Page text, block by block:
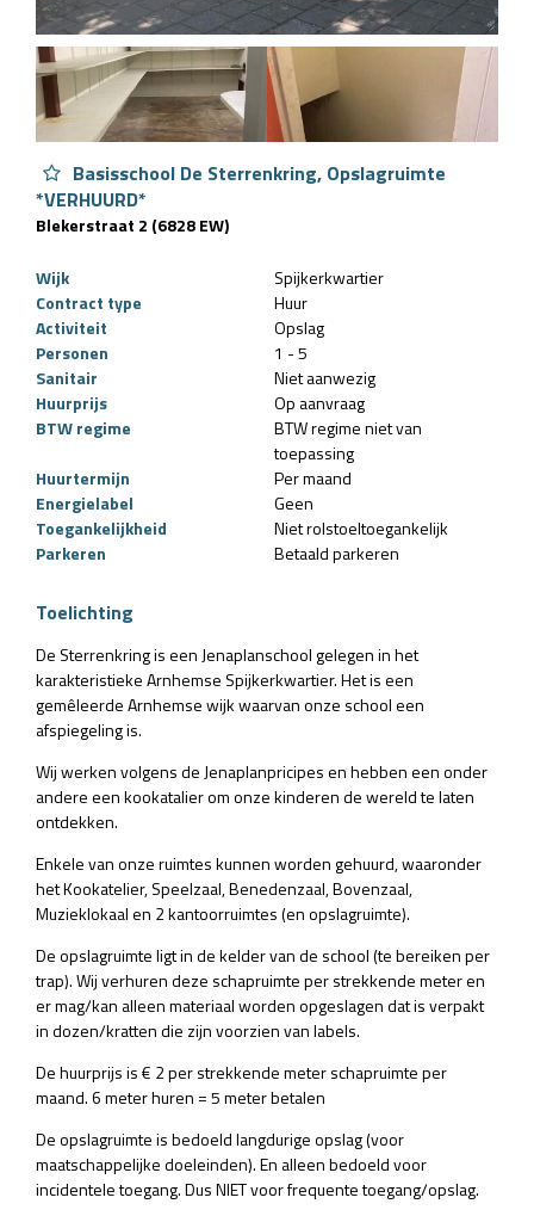
Basisschool De Sterrenkring, Opslagruimte
*VERHUURD*
Blekerstraat 2 (6828 EW)
Wijk
Spijkerkwartier
Contract type
Huur
Activiteit
Opslag
Personen
1 - 5
Sanitair
Niet aanwezig
Huurprijs
Op aanvraag
BTW regime
BTW regime niet van
toepassing
Huurtermijn
Per maand
Energielabel
Geen
Toegankelijkheid
Niet rolstoeltoegankelijk
Parkeren
Betaald parkeren
Toelichting
De Sterrenkring is een Jenaplanschool gelegen in het
karakteristieke Arnhemse Spijkerkwartier. Het is een
gemêleerde Arnhemse wijk waarvan onze school een
afspiegeling is.
Wij werken volgens de Jenaplanpricipes en hebben een onder
andere een kookatalier om onze kinderen de wereld te laten
ontdekken.
Enkele van onze ruimtes kunnen worden gehuurd, waaronder
het Kookatelier, Speelzaal, Benedenzaal, Bovenzaal,
Muzieklokaal en 2 kantoorruimtes (en opslagruimte).
De opslagruimte ligt in de kelder van de school(te bereiken per
trap). Wij verhuren deze schapruimte per strekkende meter en
er mag/kan alleen materiaal worden opgeslagen dat is verpakt
in dozen/kratten die zijn voorzien van labels.
De huurprijs is € 2 per strekkende meter schapruimte per
maand. 6 meter huren = 5 meter betalen
De opslagruimte is bedoeld langdurige opslag (voor
maatschappelijke doeleinden). En alleen bedoeld voor
incidentele toegang. Dus NIET voor frequente toegang/opslag.